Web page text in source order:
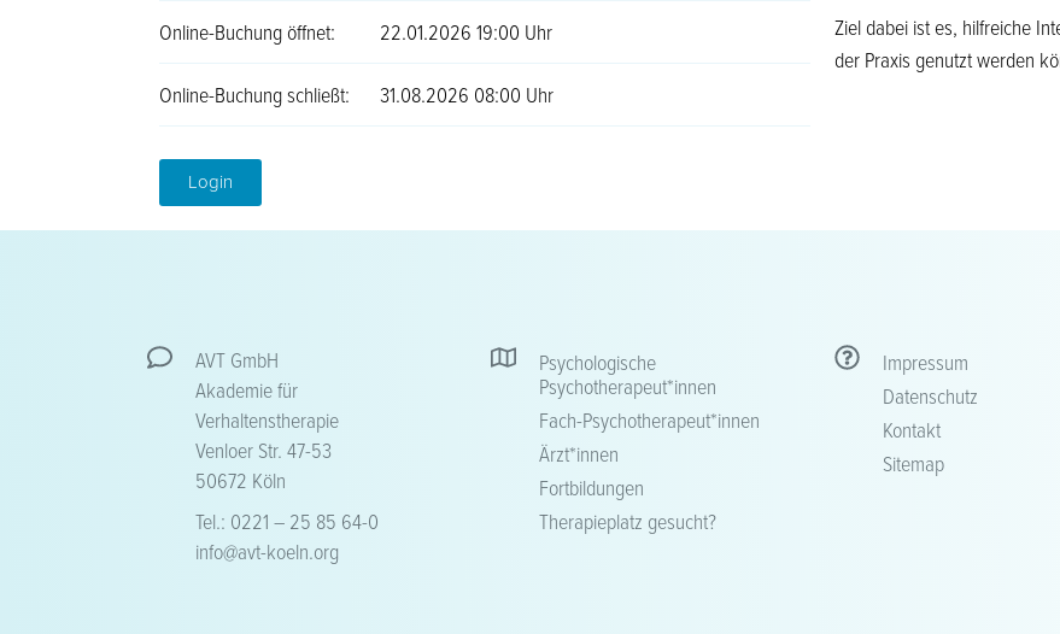
Online-Buchung öffnet: 22.01.2026 19:00 Uhr
Online-Buchung schließt: 31.08.2026 08:00 Uhr
Login
Ziel dabei ist es, hilfreiche
der Praxis genutzt werden
AVT GmbH
Akademie für
Verhaltenstherapie
Venloer Str. 47-53
50672 Köln
Tel.: 0221 – 25 85 64-0
info@avt-koeln.org
Psychologische
Psychotherapeut*innen
Fach-Psychotherapeut*innen
Ärzt*innen
Fortbildungen
Therapieplatz gesucht?
Impressum
Datenschutz
Kontakt
Sitemap